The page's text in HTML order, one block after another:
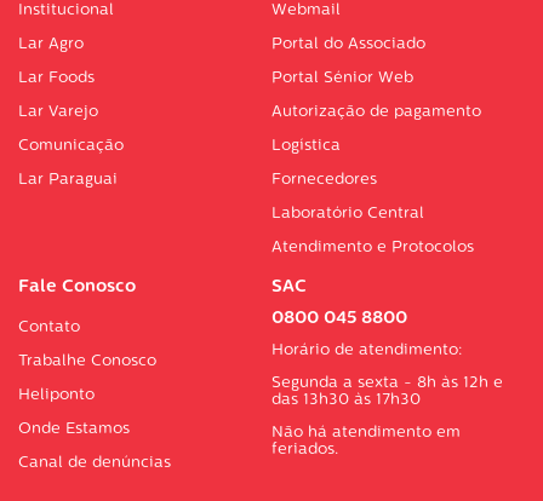
Institucional
Lar Agro
Lar Foods
Lar Varejo
Comunicação
Lar Paraguai
Webmail
Portal do Associado
Portal Sénior Web
Autorização de pagamento
Logística
Fornecedores
Laboratório Central
Atendimento e Protocolos
Fale Conosco
Contato
Trabalhe Conosco
Heliponto
Onde Estamos
Canal de denúncias
SAC
0800 045 8800
Horário de atendimento:
Segunda a sexta - 8h às 12h e
das 13h30 às 17h30
Não há atendimento em
feriados.